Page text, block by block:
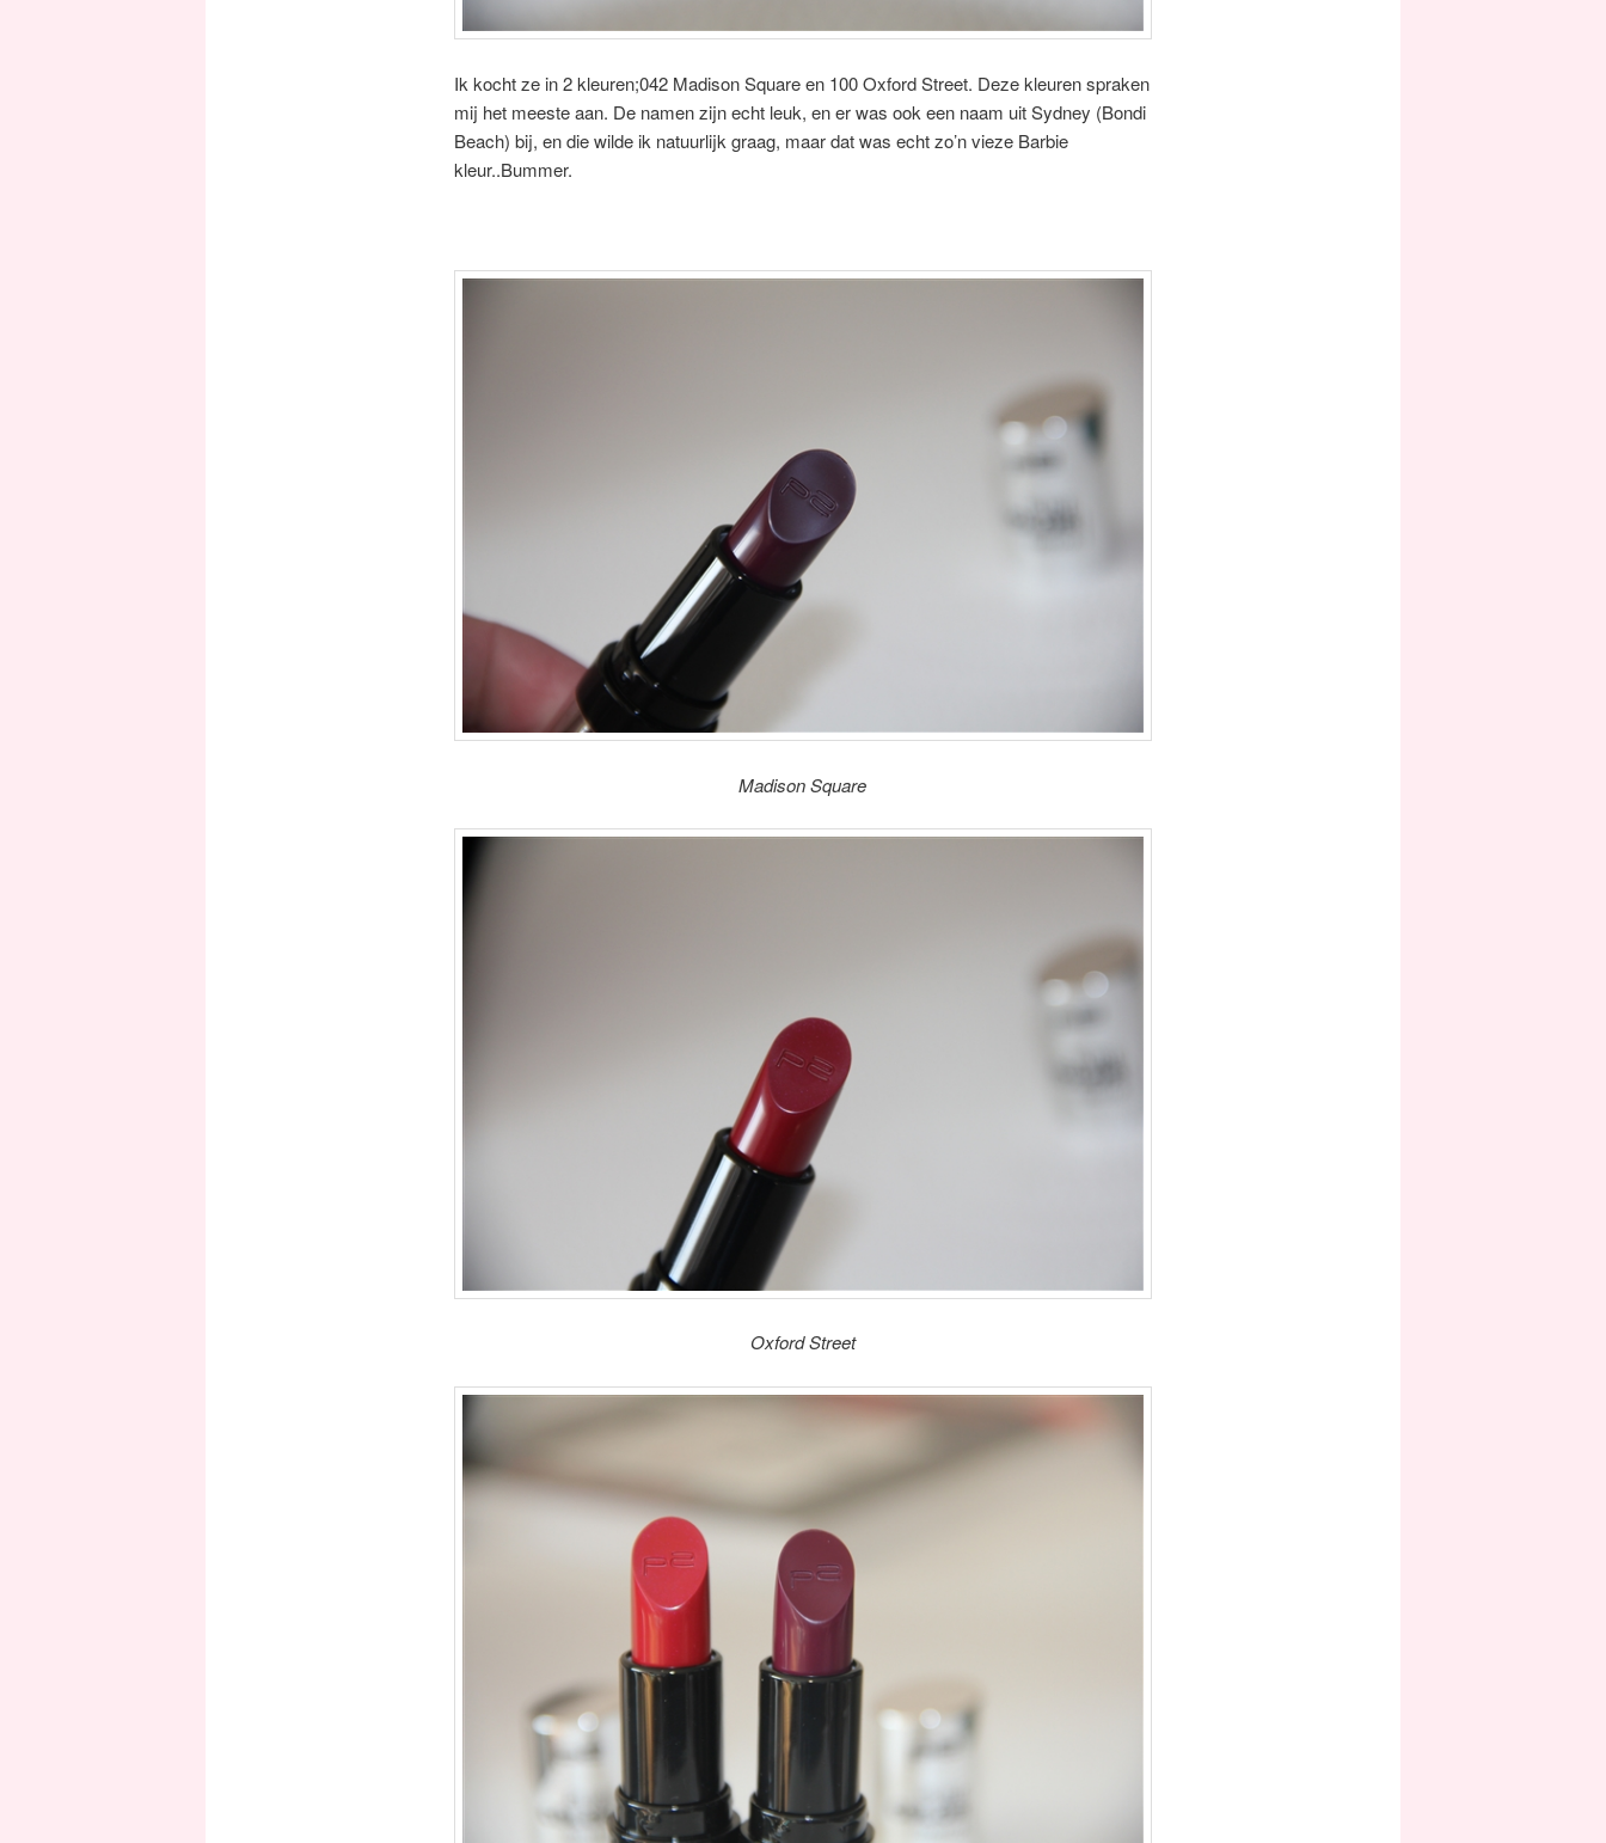
Ik kocht ze in 2 kleuren;042 Madison Square en 100 Oxford Street. Deze kleuren spraken
mij het meeste aan. De namen zijn echt leuk, en er was ook een naam uit Sydney (Bondi
Beach) bij, en die wilde ik natuurlijk graag, maar dat was echt zo’n vieze Barbie
kleur..Bummer.
Madison Square
Oxford Street